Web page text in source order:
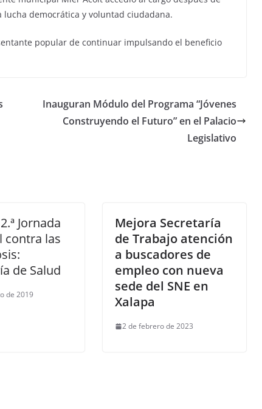
democrática y voluntad ciudadana.
popular de continuar impulsando el beneficio
Inauguran Módulo del Programa “Jóvenes
Construyendo el Futuro” en el Palacio
Legislativo
Jornada
contra las
de Salud
de 2019
Mejora Secretaría
de Trabajo atención
a buscadores de
empleo con nueva
sede del SNE en
Xalapa
2 de febrero de 2023